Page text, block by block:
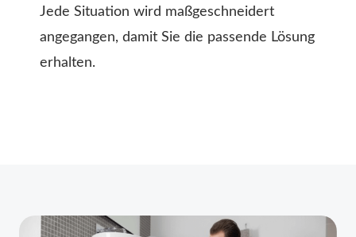
Jede Situation wird maßgeschneidert
angegangen, damit Sie die passende Lösung
erhalten.